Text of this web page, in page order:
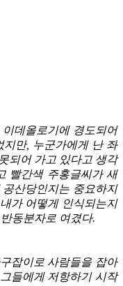
데올로기에 경도되어
지만, 누군가에게 난 좌
되어 가고 있다고 생각
빨간색 주홍글씨가 새
산당인지는 중요하지
가 어떻게 인식되는지
동분자로 여겼다.
잡이로 사람들을 잡아
들에게 저항하기 시작